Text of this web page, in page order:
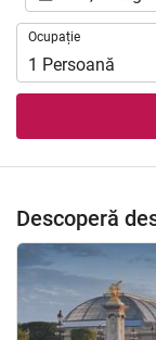
Ocupație
Ocupație
1 Persoană
Descoperă